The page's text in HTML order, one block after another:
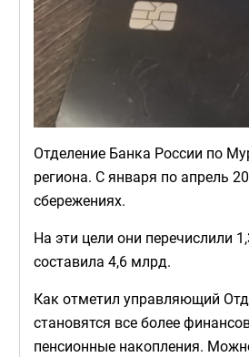
Отделение Банка России по
региона. С января по апрель
сбережениях.
На эти цели они перечислили
составила 4,6 млрд.
Как отметил управляющий
становятся все более
пенсионные накопления.